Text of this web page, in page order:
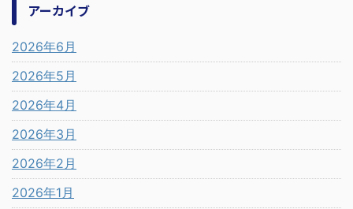
アーカイブ
2026年6月
2026年5月
2026年4月
2026年3月
2026年2月
2026年1月